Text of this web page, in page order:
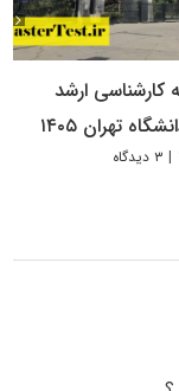
کارشناسی ارشد
تهران ۱۴۰۵
| ۳ دیدگاه